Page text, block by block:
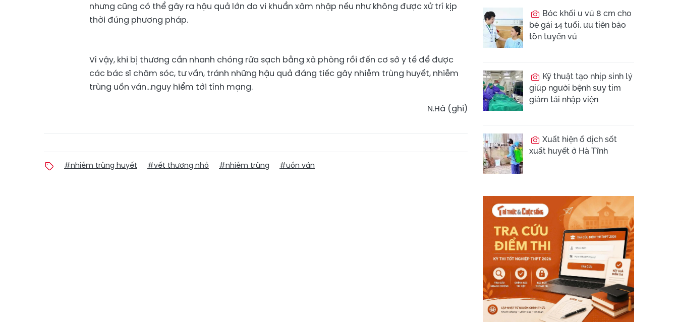
nhưng cũng có thể gây ra hậu quả lớn do vi khuẩn xâm nhập nếu như không được xử trí kịp
thời đúng phương pháp.
Vì vậy, khi bị thương cần nhanh chóng rửa sạch bằng xà phòng rồi đến cơ sở y tế để được
các bác sĩ chăm sóc, tư vấn, tránh những hậu quả đáng tiếc gây nhiễm trùng huyết, nhiễm
trùng uốn ván…nguy hiểm tới tính mạng.
N.Hà (ghi)
#nhiễm trùng huyết #vết thương nhỏ #nhiễm trùng #uốn ván
Bóc khối u vú 8 cm cho
bé gái 14 tuổi, ưu tiên bảo
tồn tuyến vú
Kỹ thuật tạo nhịp sinh lý
giúp người bệnh suy tim
giảm tái nhập viện
Xuất hiện ổ dịch sốt
xuất huyết ở Hà Tĩnh